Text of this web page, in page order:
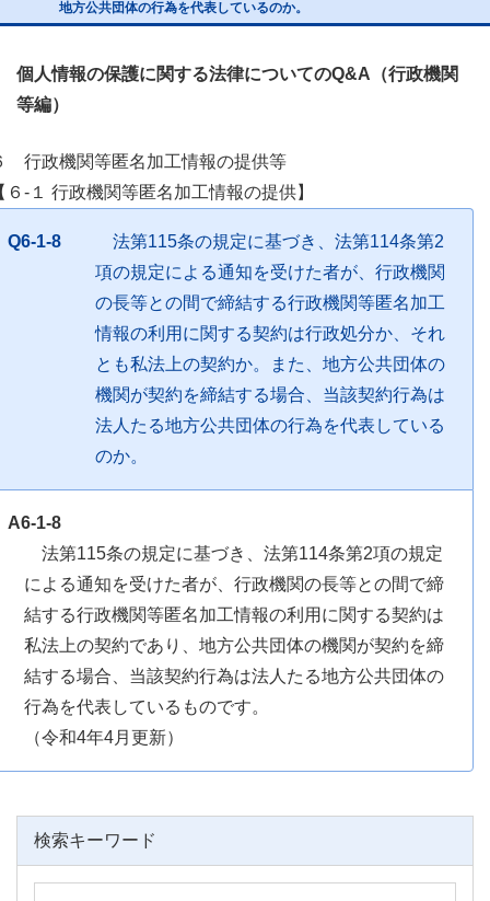
地方公共団体の行為を代表しているのか。
個人情報の保護に関する法律についてのQ&A（行政機関
等編）
行政機関等匿名加工情報の提供等
６-１ 行政機関等匿名加工情報の提供】
Q6-1-8
法第115条の規定に基づき、法第114条第2
項の規定による通知を受けた者が、行政機関
の長等との間で締結する行政機関等匿名加工
情報の利用に関する契約は行政処分か、それ
とも私法上の契約か。また、地方公共団体の
機関が契約を締結する場合、当該契約行為は
法人たる地方公共団体の行為を代表している
のか。
A6-1-8
法第115条の規定に基づき、法第114条第2項の規定
による通知を受けた者が、行政機関の長等との間で締
結する行政機関等匿名加工情報の利用に関する契約は
私法上の契約であり、地方公共団体の機関が契約を締
結する場合、当該契約行為は法人たる地方公共団体の
行為を代表しているものです。
（令和4年4月更新）
検索キーワード